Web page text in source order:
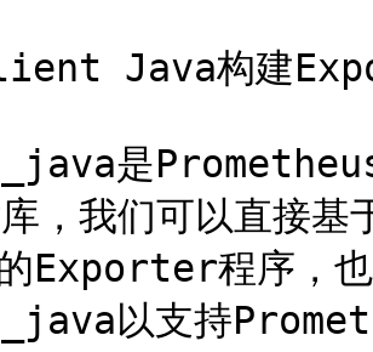
Java构建
是Prometheus
我们可以直接
Exporter程序，
以支持